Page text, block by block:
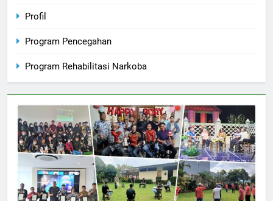
Profil
Program Pencegahan
Program Rehabilitasi Narkoba